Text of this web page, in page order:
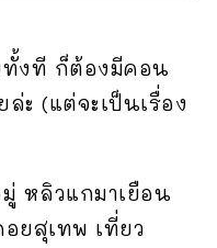
ทั้งที ก็ต้องมีคอน
(แต่จะเป็นเรื่อง
หลิวแกมาเยือน
ยสุเทพ เที่ยว